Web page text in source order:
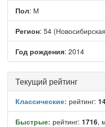
Пол: М
Регион: 54
Год рождения: 2014
Текущий рейтинг
Классические: рейтинг:
Быстрые: рейтинг: 1716,